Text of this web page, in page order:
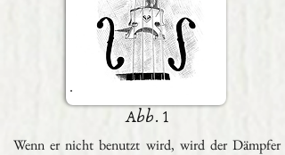
Abb. 1
Wenn er nicht benutzt wird, wird der Dämpfer